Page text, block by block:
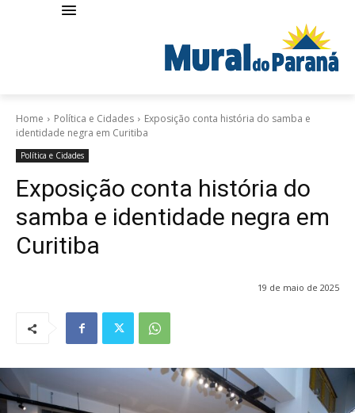
Home Política e Cidades
Exposição conta história do samba e
identidade negra em Curitiba
Política e Cidades
Exposição conta história do
samba e identidade negra em
Curitiba
19 de maio de 2025